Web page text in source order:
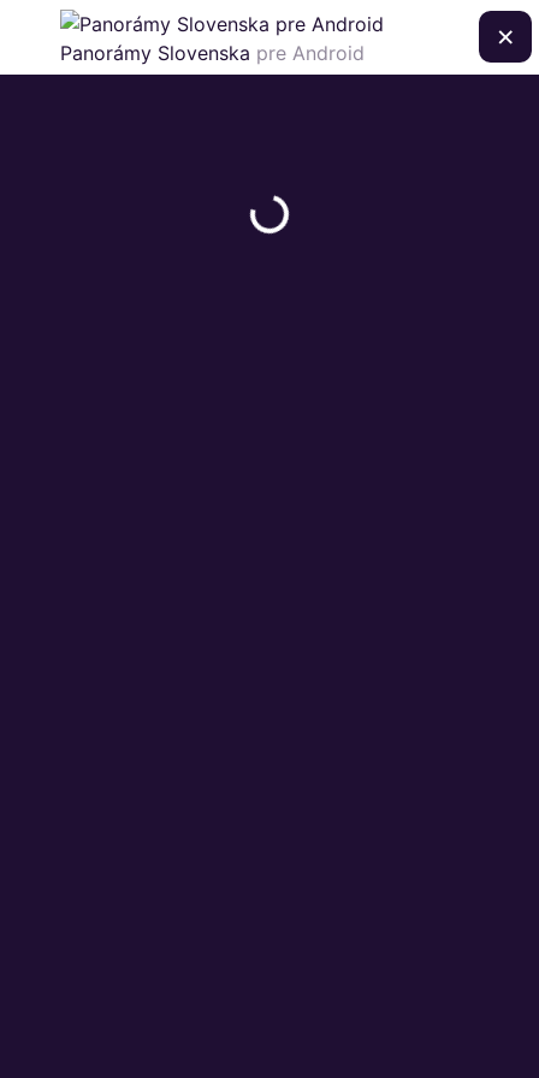
Panorámy Slovenska pre Android ×